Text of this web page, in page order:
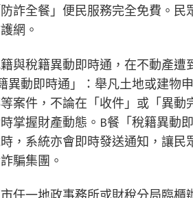
詐全餐」便民服務完全免費。民
網。
與稅籍異動即時通，在不動產遭
異動即時通」：舉凡土地或建物申
案件，不論在「收件」或「異動
掌握財產動態。B餐「稅籍異動即
，系統亦會即時發送通知，讓民
騙集團。